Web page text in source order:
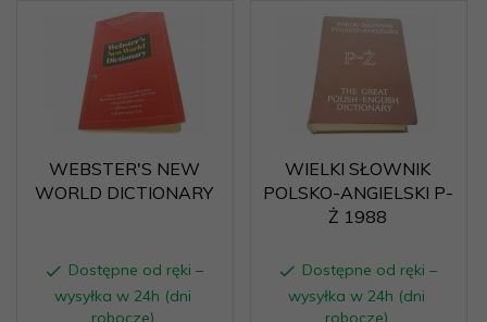
WEBSTER'S NEW
WORLD DICTIONARY
Dostępne od ręki –
wysyłka w 24h (dni
robocze)
WIELKI SŁOWNIK
POLSKO-ANGIELSKI P-
Ż 1988
Dostępne od ręki –
wysyłka w 24h (dni
robocze)